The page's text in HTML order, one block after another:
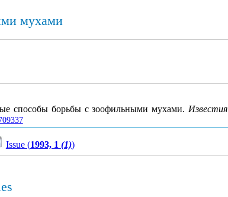
мухами
борьбы с зоофильными мухами.
Issue (1993, 1 (1))